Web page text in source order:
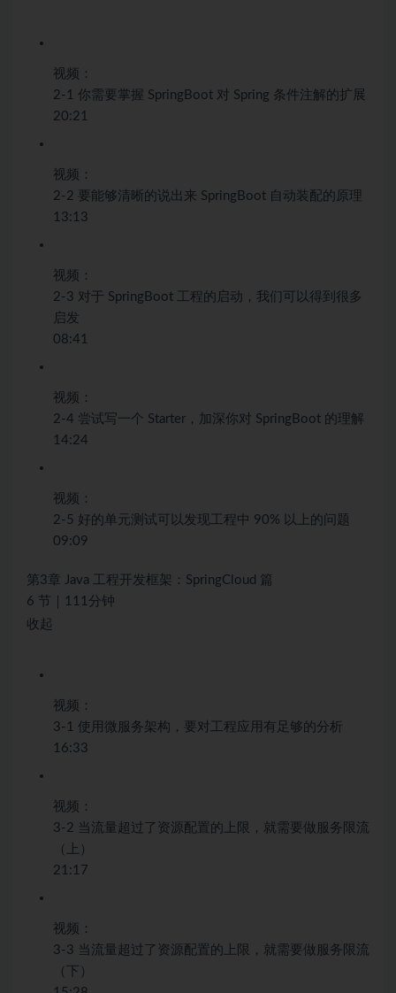
视频：
2-1 你需要掌握 SpringBoot 对 Spring 条件注解的扩展
20:21
视频：
2-2 要能够清晰的说出来 SpringBoot 自动装配的原理
13:13
视频：
2-3 对于 SpringBoot 工程的启动，我们可以得到很多
启发
08:41
视频：
2-4 尝试写一个 Starter，加深你对 SpringBoot 的理解
14:24
视频：
2-5 好的单元测试可以发现工程中 90% 以上的问题
09:09
第3章 Java 工程开发框架：SpringCloud 篇
6 节｜111分钟
收起
视频：
3-1 使用微服务架构，要对工程应用有足够的分析
16:33
视频：
3-2 当流量超过了资源配置的上限，就需要做服务限流
（上）
21:17
视频：
3-3 当流量超过了资源配置的上限，就需要做服务限流
（下）